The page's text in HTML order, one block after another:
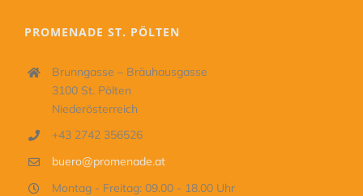
PROMENADE ST. PÖLTEN
Brunngasse – Bräuhausgasse
3100 St. Pölten
Niederösterreich
+43 2742 356526
buero@promenade.at
Montag - Freitag: 09.00 - 18.00 Uhr